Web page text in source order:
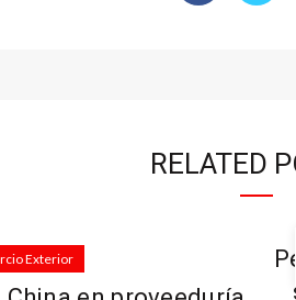
RELATED
Exterior